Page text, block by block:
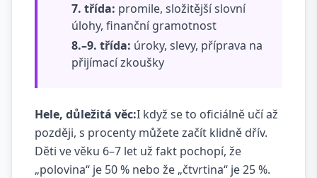
7. třída: promile, složitější slovní
úlohy, finanční gramotnost
8.–9. třída: úroky, slevy, příprava na
přijímací zkoušky
Hele, důležitá věc:I když se to oficiálně učí až
později, s procenty můžete začít klidně dřív.
Děti ve věku 6–7 let už fakt pochopí, že
„polovina“ je 50 % nebo že „čtvrtina“ je 25 %.